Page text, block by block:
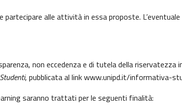
alle attività in essa proposte.
non eccedenza e di tutela della riservatezza
, pubblicata al linkwww.unipd.it/informativa-
saranno trattati per le seguenti finalità: